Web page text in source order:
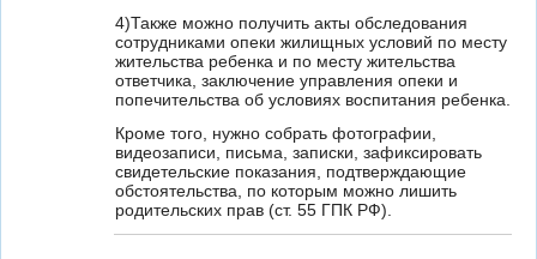
4)Также можно получить акты обследования
сотрудниками опеки жилищных условий по месту
жительства ребенка и по месту жительства
ответчика, заключение управления опеки и
попечительства об условиях воспитания ребенка.
Кроме того, нужно собрать фотографии,
видеозаписи, письма, записки, зафиксировать
свидетельские показания, подтверждающие
обстоятельства, по которым можно лишить
родительских прав (ст. 55 ГПК РФ).